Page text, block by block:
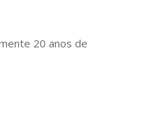
20 anos de